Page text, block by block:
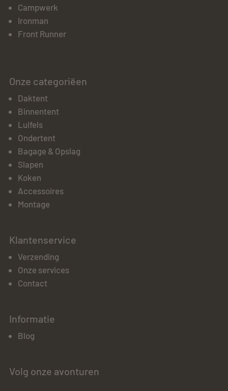
Campwerk
Ironman
Front Runner
Onze categoriëen
Daktent
Binnentent
Luifels
Ondertent
Bagage & Opslag
Slapen
Koken
Accessoires
Montage
Klantenservice
Verzending
Onze services
Contact
Informatie
Blog
Volg onze avonturen